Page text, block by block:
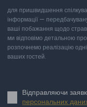
для пришвидшення
інформації —
ваші побажання щодо
ми відповімо детальною
розпочнемо реалізацію
ваших гостей.
Відправляючи
персональних